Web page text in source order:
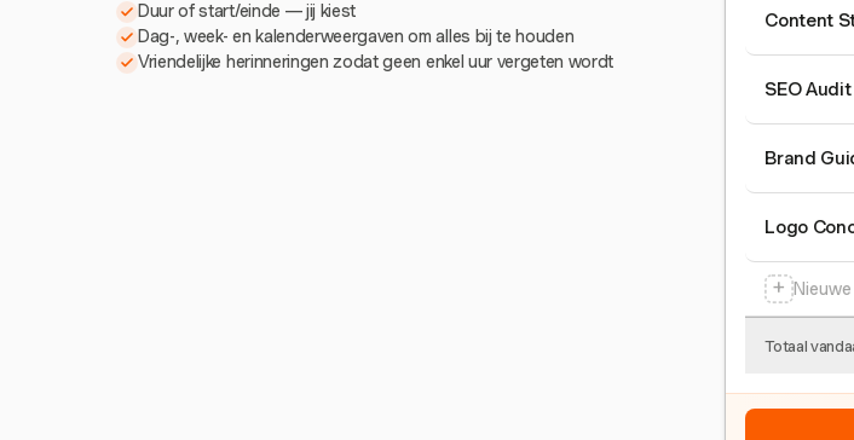
Duur of start/einde — jij kiest
Dag-, week- en kalenderweergaven om alles bij te houden
Vriendelijke herinneringen zodat geen enkel uur vergeten wordt
Content
SEO Audit
Brand
Logo
+
Totaal